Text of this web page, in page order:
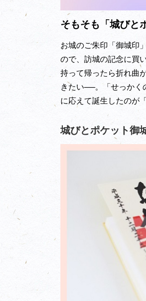
そもそも「城びと
お城のご朱印「御城印
ので、訪城の記念に買
持って帰ったら折れ曲
きたい──。「せっかく
に応えて誕生したのが
城びとポケット御